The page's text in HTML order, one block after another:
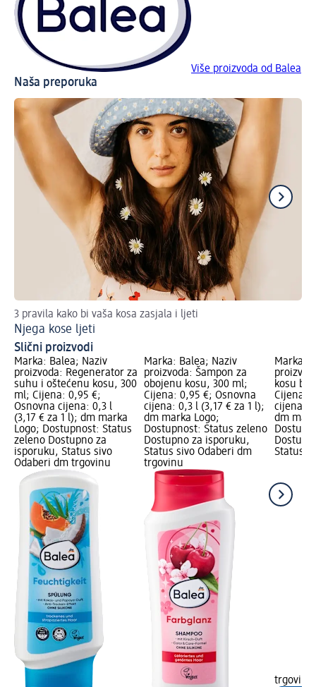
Više proizvoda od Balea
Naša preporuka
3 pravila kako bi vaša kosa zasjala i ljeti
Njega kose ljeti
Slični proizvodi
Marka: Balea; Naziv
proizvoda: Regenerator za
suhu i oštećenu kosu, 300
ml; Cijena: 0,95 €;
Osnovna cijena: 0,3 l
(3,17 € za 1 l); dm marka
Logo; Dostupnost: Status
zeleno Dostupno za
isporuku, Status sivo
Odaberi dm trgovinu
Marka: Balea; Naziv
proizvoda: Šampon za
obojenu kosu, 300 ml;
Cijena: 0,95 €; Osnovna
cijena: 0,3 l (3,17 € za 1 l);
dm marka Logo;
Dostupnost: Status zeleno
Dostupno za isporuku,
Status sivo Odaberi dm
trgovinu
Marka:
kosu
Cijena:
cijena:
dm
Status
trgovinu